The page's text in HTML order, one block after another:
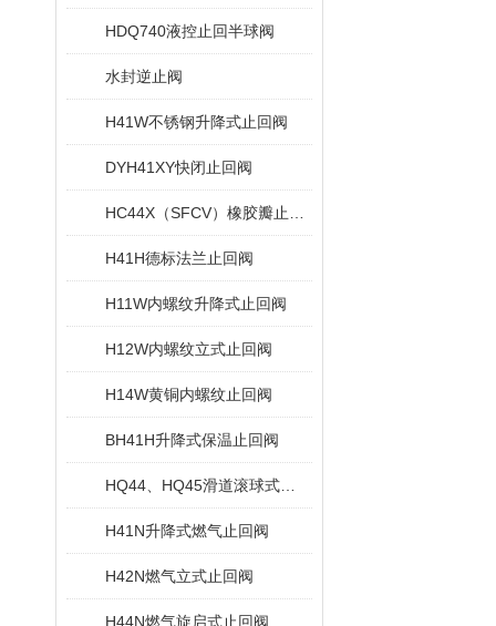
HDQ740液控止回半球阀
水封逆止阀
H41W不锈钢升降式止回阀
DYH41XY快闭止回阀
H41H德标法兰止回阀
H11W内螺纹升降式止回阀
H12W内螺纹立式止回阀
H14W黄铜内螺纹止回阀
BH41H升降式保温止回阀
H41N升降式燃气止回阀
H42N燃气立式止回阀
H44N燃气旋启式止回阀